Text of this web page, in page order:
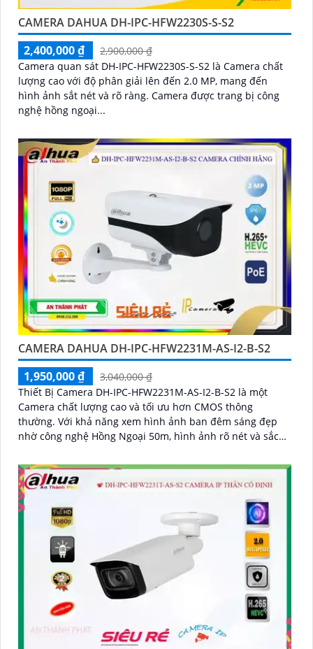
CAMERA DAHUA DH-IPC-HFW2230S-S-S2
2,400,000 ₫
2,900,000 ₫
Camera quan sát DH-IPC-HFW2230S-S-S2 là Camera chất
lượng cao với độ phân giải lên đến 2.0 MP, mang đến
hình ảnh sắt nét và rõ ràng. Camera được trang bị công
nghệ hồng ngoại...
CAMERA DAHUA DH-IPC-HFW2231M-AS-I2-B-S2
1,950,000 ₫
3,040,000 ₫
Thiết Bị Camera DH-IPC-HFW2231M-AS-I2-B-S2 là một
Camera chất lượng cao và tối ưu hơn CMOS thông
thường. Với khả năng xem hình ảnh ban đêm sáng đẹp
nhờ công nghệ Hồng Ngoại 50m, hình ảnh rõ nét và sắc